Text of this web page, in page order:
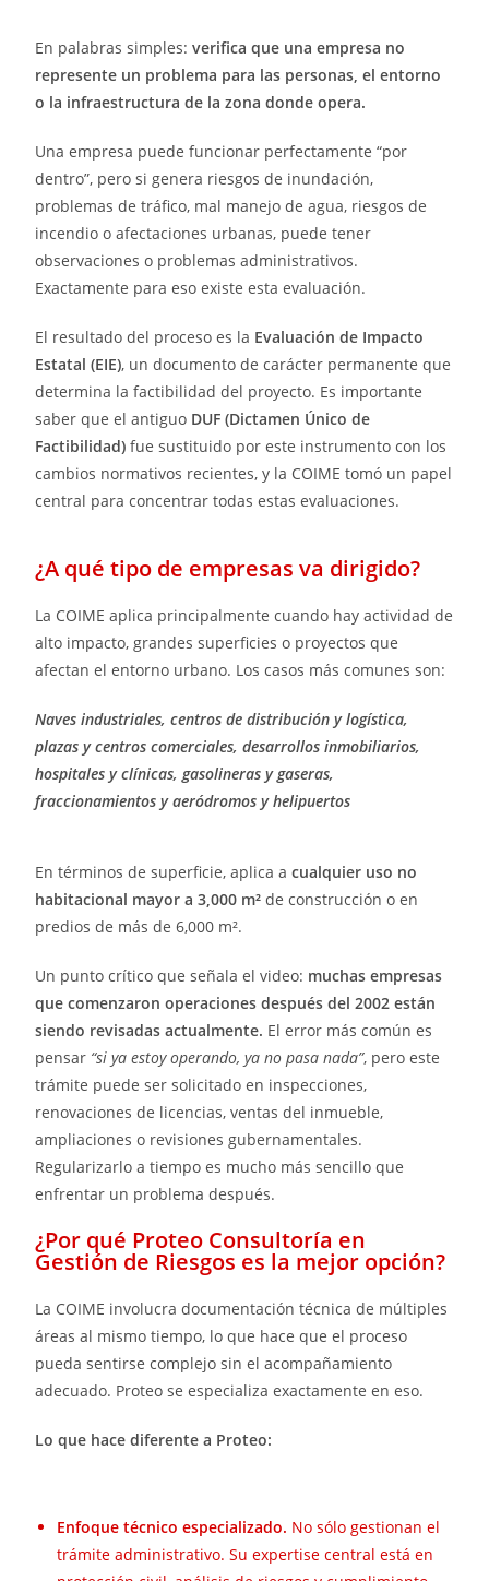
En palabras simples:verifica que una empresa no
represente un problema para las personas, el entorno
o la infraestructura de la zona donde opera.
Una empresa puede funcionar perfectamente “por
dentro”, pero si genera riesgos de inundación,
problemas de tráfico, mal manejo de agua, riesgos de
incendio o afectaciones urbanas, puede tener
observaciones o problemas administrativos.
Exactamente para eso existe esta evaluación.
El resultado del proceso es la Evaluación de Impacto
Estatal (EIE), un documento de carácter permanente que
determina la factibilidad del proyecto. Es importante
saber que el antiguo DUF (Dictamen Único de
Factibilidad) fue sustituido por este instrumento con los
cambios normativos recientes, y la COIME tomó un papel
central para concentrar todas estas evaluaciones.
¿A qué tipo de empresas va dirigido?
La COIME aplica principalmente cuando hay actividad de
alto impacto, grandes superficies o proyectos que
afectan el entorno urbano. Los casos más comunes son:
Naves industriales, centros de distribución y logística,
plazas y centros comerciales, desarrollos inmobiliarios,
hospitales y clínicas, gasolineras y gaseras,
fraccionamientos y aeródromos y helipuertos
En términos de superficie, aplica acualquier uso no
habitacional mayor a 3,000 m² de construcción o en
predios de más de 6,000 m².
Un punto crítico que señala el video: muchas empresas
que comenzaron operaciones después del 2002 están
siendo revisadas actualmente. El error más común es
pensar “si ya estoy operando, ya no pasa nada”, pero este
trámite puede ser solicitado en inspecciones,
renovaciones de licencias, ventas del inmueble,
ampliaciones o revisiones gubernamentales.
Regularizarlo a tiempo es mucho más sencillo que
enfrentar un problema después.
¿Por qué Proteo Consultoría en
Gestión de Riesgos es la mejor opción?
La COIME involucra documentación técnica de múltiples
áreas al mismo tiempo, lo que hace que el proceso
pueda sentirse complejo sin el acompañamiento
adecuado. Proteo se especializa exactamente en eso.
Lo que hace diferente a Proteo:
Enfoque técnico especializado. No sólo gestionan el
trámite administrativo. Su expertise central está en